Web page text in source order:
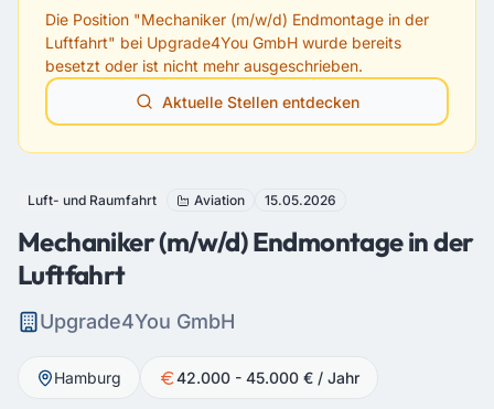
Die Position "Mechaniker (m/w/d) Endmontage in der
Luftfahrt" bei Upgrade4You GmbH wurde bereits
besetzt oder ist nicht mehr ausgeschrieben.
Aktuelle Stellen entdecken
Luft- und Raumfahrt Aviation 15.05.2026
Mechaniker (m/w/d) Endmontage in der
Luftfahrt
Upgrade4You GmbH
Hamburg 42.000 - 45.000 € / Jahr